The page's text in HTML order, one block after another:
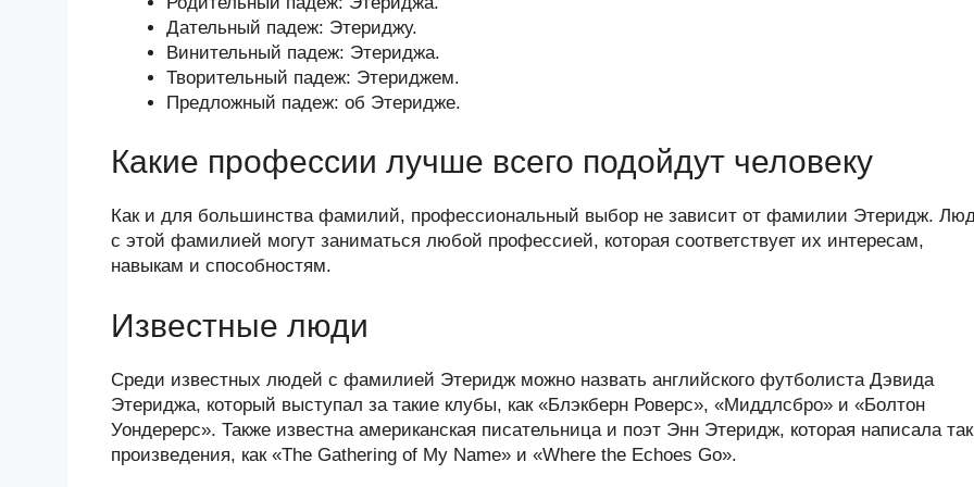
Дательный падеж: Этериджу.
Винительный падеж: Этериджа.
Творительный падеж: Этериджем.
Предложный падеж: об Этеридже.
Какие профессии лучше всего подойдут человеку
Как и для большинства фамилий, профессиональный выбор не зависит от фамилии Этеридж.
с этой фамилией могут заниматься любой профессией, которая соответствует их интересам,
навыкам и способностям.
Известные люди
Среди известных людей с фамилией Этеридж можно назвать английского футболиста Дэвида
Этериджа, который выступал за такие клубы, как «Блэкберн Роверс», «Миддлсбро» и «Болтон
Уондерерс». Также известна американская писательница и поэт Энн Этеридж, которая написала
произведения, как «The Gathering of My Name» и «Where the Echoes Go».